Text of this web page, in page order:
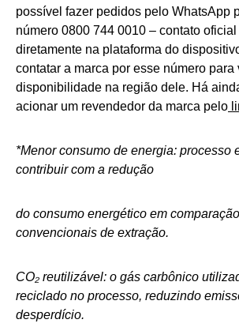
possível fazer pedidos pelo WhatsApp
número 0800 744 0010 – contato
diretamente na plataforma do
contatar a marca por esse número para
disponibilidade na região dele. Há
acionar um revendedor da marca pelo
*Menor consumo de energia: processo
contribuir com a redução
do consumo energético em
convencionais de extração.
CO₂ reutilizável: o gás carbônico
reciclado no processo, reduzindo
desperdício.